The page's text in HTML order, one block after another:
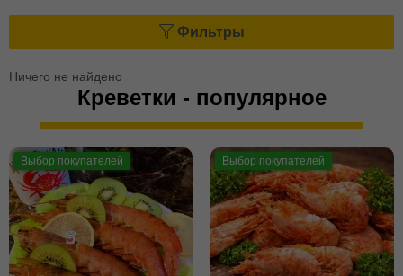
Фильтры
Ничего не найдено
Креветки - популярное
Выбор покупателей Выбор покупателей